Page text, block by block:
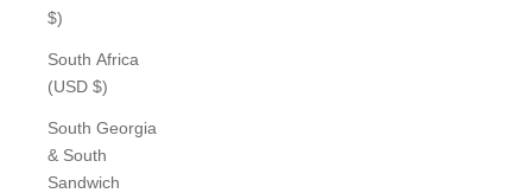
$)
South Africa
(USD $)
South Georgia
& South
Sandwich